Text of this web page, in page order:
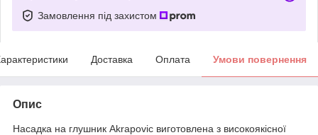
Замовлення під захистом
Доставка Оплата Умови повернення
Опис
Насадка на глушник Akrapovic виготовлена з високоякісної